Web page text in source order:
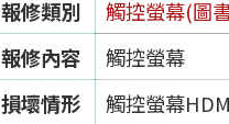
報修類別
觸控螢幕(圖
報修內容
觸控螢幕
損壞情形
觸控螢幕